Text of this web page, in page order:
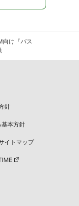
向け『バス
針
基本方針
イトマップ